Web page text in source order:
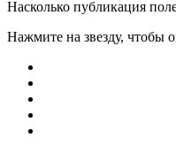
Насколько публикация
Нажмите на звезду, чтобы